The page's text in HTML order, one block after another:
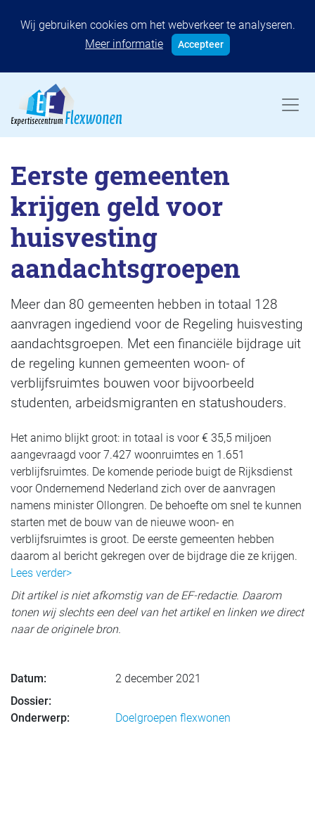
Wij gebruiken cookies om het webverkeer te analyseren.
Meer informatie
Accepteer
Eerste gemeenten
krijgen geld voor
huisvesting
aandachtsgroepen
Meer dan 80 gemeenten hebben in totaal 128
aanvragen ingediend voor de Regeling huisvesting
aandachtsgroepen. Met een financiële bijdrage uit
de regeling kunnen gemeenten woon- of
verblijfsruimtes bouwen voor bijvoorbeeld
studenten, arbeidsmigranten en statushouders.
Het animo blijkt groot: in totaal is voor € 35,5 miljoen
aangevraagd voor 7.427 woonruimtes en 1.651
verblijfsruimtes. De komende periode buigt de Rijksdienst
voor Ondernemend Nederland zich over de aanvragen
namens minister Ollongren. De behoefte om snel te kunnen
starten met de bouw van de nieuwe woon- en
verblijfsruimtes is groot. De eerste gemeenten hebben
daarom al bericht gekregen over de bijdrage die ze krijgen.
Lees verder>
Dit artikel is niet afkomstig van de EF-redactie. Daarom
tonen wij slechts een deel van het artikel en linken we direct
naar de originele bron.
Datum:
2 december 2021
Dossier:
Onderwerp:
Doelgroepen flexwonen